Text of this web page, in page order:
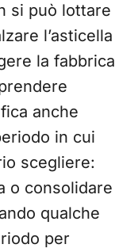
si può lottare
l’asticella
la fabbrica
anche
in cui
scegliere:
o consolidare
qualche
per